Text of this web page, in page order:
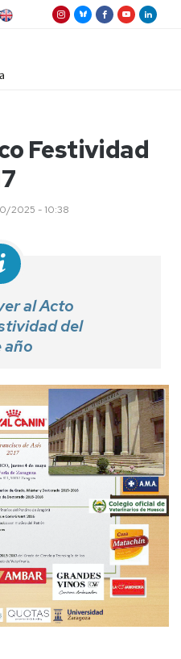
Festividad
2025 - 10:38
al Acto
del
año